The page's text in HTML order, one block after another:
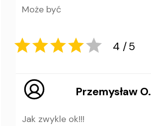
Może być
Przemysław O.
Jak zwykle ok!!!